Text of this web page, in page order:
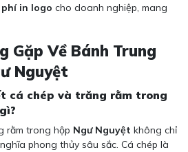
phí in logo cho doanh nghiệp, mang
Gặp Về Bánh Trung
Nguyệt
cá chép và trăng rằm trong
rằm trong hộp Ngư Nguyệt không chỉ
phong thủy sâu sắc. Cá chép là